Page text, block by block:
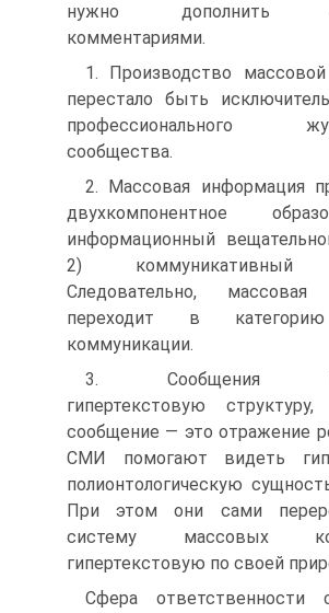
нужно дополнить
комментариями.
1. Производство
перестало быть
профессионального
сообщества.
2. Массовая информация
двухкомпонентное
информационный
2) коммуникативный
Следовательно, массовая
переходит в
коммуникации.
3. Сообщения
гипертекстовую
сообщение — это отражение
СМИ помогают видеть
полионтологическую
При этом они сами
систему массовых
гипертекстовую по своей
Сфера ответственности